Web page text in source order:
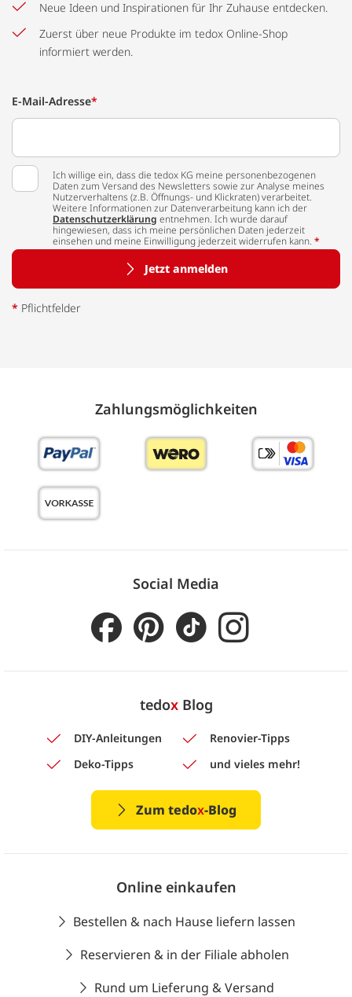
Neue Ideen und Inspirationen für Ihr Zuhause entdecken.
Zuerst über neue Produkte im tedox Online-Shop
informiert werden.
E-Mail-Adresse*
Ich willige ein, dass die tedox KG meine personenbezogenen
Daten zum Versand des Newsletters sowie zur Analyse meines
Nutzerverhaltens (z.B. Öffnungs- und Klickraten) verarbeitet.
Weitere Informationen zur Datenverarbeitung kann ich der
Datenschutzerklärung entnehmen. Ich wurde darauf
hingewiesen, dass ich meine persönlichen Daten jederzeit
einsehen und meine Einwilligung jederzeit widerrufen kann. *
Jetzt anmelden
* Pflichtfelder
Zahlungs­möglich­keiten
Social Media
tedoxBlog
DIY-Anleitungen
Renovier-Tipps
Deko-Tipps
und vieles mehr!
Zum tedox-Blog
Online einkaufen
Bestellen & nach Hause liefern lassen
Reservieren & in der Filiale abholen
Rund um Lieferung & Versand